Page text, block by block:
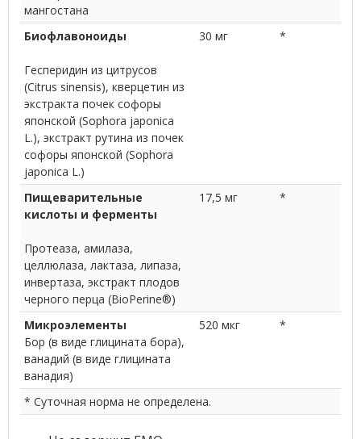
мангостана
Биофлавоноиды
Гесперидин из цитрусов
(Citrus sinensis), кверцетин из
экстракта почек софоры
японской (Sophora japonica
L.), экстракт рутина из почек
софоры японской (Sophora
japonica L.)
30 мг *
Пищеварительные
кислоты и ферменты
Протеаза, амилаза,
целлюлаза, лактаза, липаза,
инвертаза, экстракт плодов
черного перца (BioPerine®)
17,5 мг *
Микроэлементы
Бор (в виде глицината бора),
ванадий (в виде глицината
ванадия)
520 мкг *
* Суточная норма не определена.